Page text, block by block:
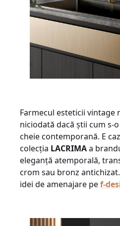
Farmecul esteticii vintage
niciodată dacă știi cum s-
cheie contemporană. E
colecția LACRIMAa
eleganță atemporală,
crom sau bronz
idei de amenajare pef-